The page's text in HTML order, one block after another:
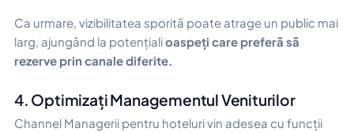
Ca urmare, vizibilitatea sporită poate atrage un public mai
larg, ajungând la potențialioaspeți care preferă să
rezerve prin canale diferite.
4. Optimizați Managementul Veniturilor
Channel Managerii pentru hoteluri vin adesea cu funcții